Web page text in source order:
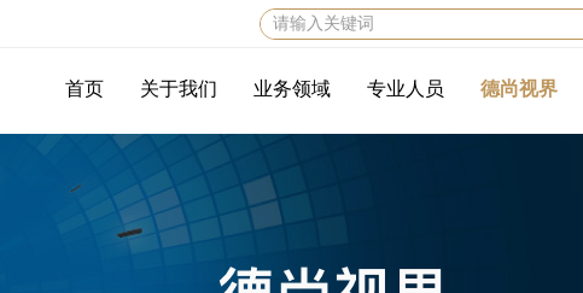
首页 关于我们 业务领域 专业人员 德尚视界